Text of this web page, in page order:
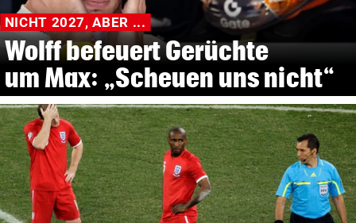
NICHT 2027, ABER ...
Wolff befeuert Gerüchte
um Max: „Scheuen uns nicht“